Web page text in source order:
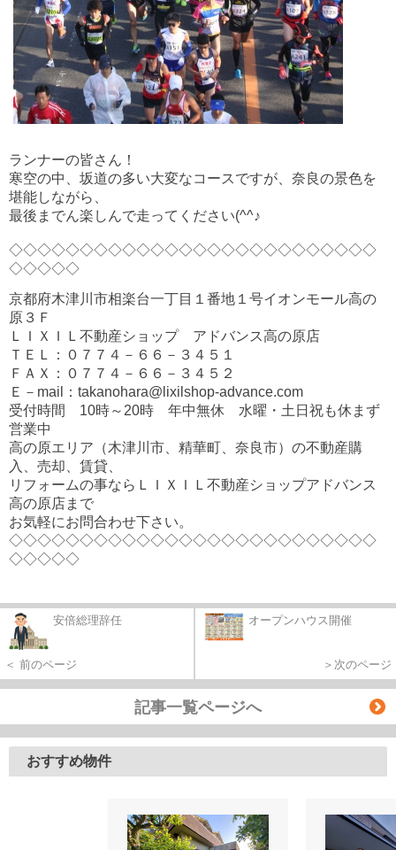
ランナーの皆さん！
寒空の中、坂道の多い大変なコースですが、奈良の景色を
堪能しながら、
最後までん楽しんで走ってください(^^♪
◇◇◇◇◇◇◇◇◇◇◇◇◇◇◇◇◇◇◇◇◇◇◇◇◇◇
◇◇◇◇◇
京都府木津川市相楽台一丁目１番地１号イオンモール高の
原３Ｆ
ＬＩＸＩＬ不動産ショップ アドバンス高の原店
ＴＥＬ：０７７４－６６－３４５１
ＦＡＸ：０７７４－６６－３４５２
Ｅ－mail：takanohara@lixilshop-advance.com
受付時間 10時～20時 年中無休 水曜・土日祝も休まず
営業中
高の原エリア（木津川市、精華町、奈良市）の不動産購
入、売却、賃貸、
リフォームの事ならＬＩＸＩＬ不動産ショップアドバンス
高の原店まで
お気軽にお問合わせ下さい。
◇◇◇◇◇◇◇◇◇◇◇◇◇◇◇◇◇◇◇◇◇◇◇◇◇◇
◇◇◇◇◇
安倍総理辞任
＜ 前のページ
オープンハウス開催
＞次のページ
記事一覧ページへ
おすすめ物件